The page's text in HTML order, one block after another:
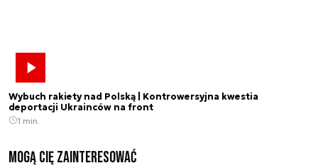
Wybuch rakiety nad Polską | Kontrowersyjna kwestia
deportacji Ukrainców na front
1 min.
Mogą Cię zainteresować